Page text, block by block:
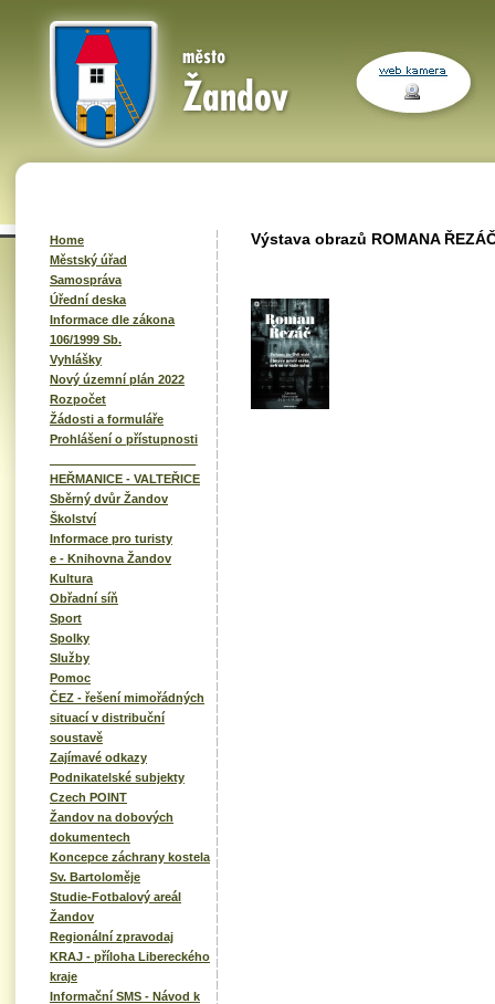
Home
Městský úřad
Samospráva
Úřední deska
Informace dle zákona
106/1999 Sb.
Vyhlášky
Nový územní plán 2022
Rozpočet
Žádosti a formuláře
Prohlášení o přístupnosti
HEŘMANICE - VALTEŘICE
Sběrný dvůr Žandov
Školství
Informace pro turisty
e - Knihovna Žandov
Kultura
Obřadní síň
Sport
Spolky
Služby
Pomoc
ČEZ - řešení mimořádných
situací v distribuční
soustavě
Zajímavé odkazy
Podnikatelské subjekty
Czech POINT
Žandov na dobových
dokumentech
Koncepce záchrany kostela
Sv. Bartoloměje
Studie-Fotbalový areál
Žandov
Regionální zpravodaj
KRAJ - příloha Libereckého
kraje
Informační SMS - Návod k
Výstava obrazů ROMANA